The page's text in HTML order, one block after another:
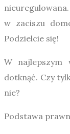
w zaciszu
Podzielcie się!
W najlepszym
dotknąć. Czy
nie?
Podstawa